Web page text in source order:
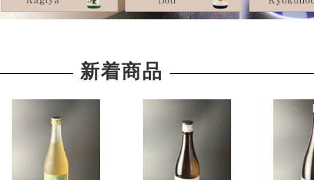
巻機（新潟）
猪又酒造（新潟）
関西の地酒
百楽門（奈良）
梅乃宿（奈良）
黒牛（和歌山）
山陰・山陽の地酒
洋酒いろいろ
食品いろいろ
食品いろいろ